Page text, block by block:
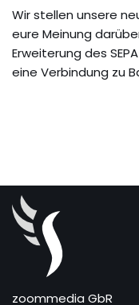
Wir stellen unsere
eure Meinung
Erweiterung des
eine Verbindung zu
zoommedia GbR